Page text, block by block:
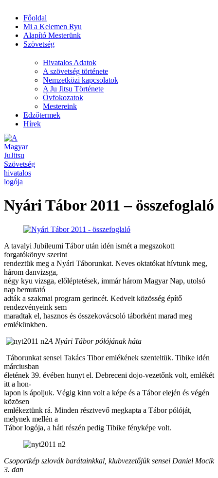
Főoldal
Mi a Kelemen Ryu
Alapító Mesterünk
Szövetség
Hivatalos Adatok
A szövetség története
Nemzetközi kapcsolatok
A Ju Jitsu Története
Övfokozatok
Mestereink
Edzőtermek
Hírek
Nyári Tábor 2011 – összefoglaló
A tavalyi Jubileumi Tábor után idén ismét a megszokott
forgatókönyv szerint
rendeztük meg a Nyári Táborunkat. Neves oktatókat hívtunk meg,
három danvizsga,
négy kyu vizsga, előléptetések, immár három Magyar Nap, utolsó
nap bemutató
adták a szakmai program gerincét. Kedvelt közösség építő
rendezvényeink sem
maradtak el, hasznos és összekovácsoló táborként marad meg
emlékünkben.
A Nyári Tábor pólójának háta
Táborunkat sensei Takács Tibor emlékének szenteltük. Tibike idén
márciusban
életének 39. évében hunyt el. Debreceni dojo-vezetőnk volt, emlékét
itt a hon-
lapon is ápoljuk. Végig kinn volt a képe és a Tábor elején és végén
közösen
emlékeztünk rá. Minden résztvevő megkapta a Tábor pólóját,
melynek mellén a
Tábor logója, a háti részén pedig Tibike fényképe volt.
Csoportkép szlovák barátainkkal, klubvezetőjük sensei Daniel Mocik
3. dan